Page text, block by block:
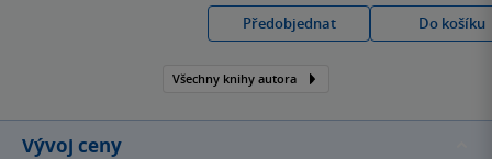
a USA Today bestsellery a
Předobjednat
Do košíku
Všechny knihy autora
Vývoj ceny